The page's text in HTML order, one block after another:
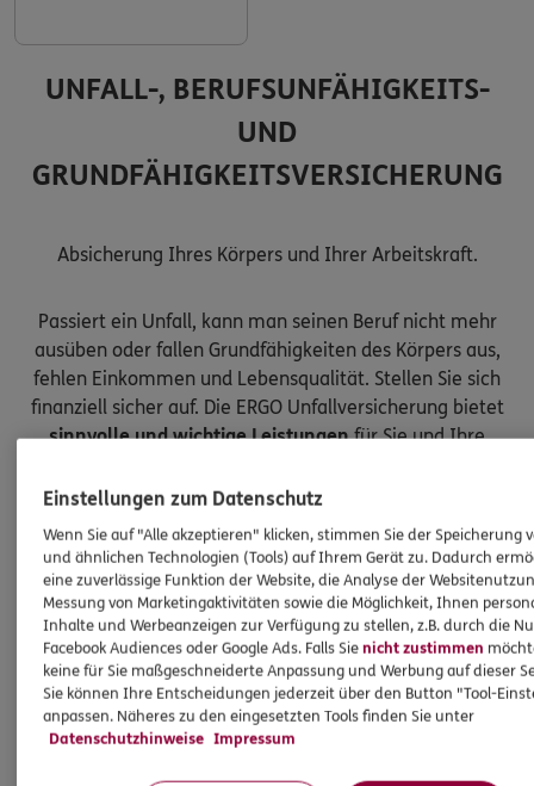
UNFALL-, BERUFSUNFÄHIGKEITS-
UND
GRUNDFÄHIGKEITSVERSICHERUNG
Absicherung Ihres Körpers und Ihrer Arbeitskraft.
Passiert ein Unfall, kann man seinen Beruf nicht mehr
ausüben oder fallen Grundfähigkeiten des Körpers aus,
fehlen Einkommen und Lebensqualität. Stellen Sie sich
finanziell sicher auf. Die ERGO Unfallversicherung bietet
sinnvolle und wichtige Leistungenfür Sie und Ihre
Einstellungen zum Datenschutz
Wenn Sie auf "Alle akzeptieren" klicken, stimmen Sie der Speicherung
und ähnlichen Technologien (Tools) auf Ihrem Gerät zu. Dadurch
eine zuverlässige Funktion der Website, die Analyse der
Messung von Marketingaktivitäten sowie die Möglichkeit, Ihnen
Inhalte und Werbeanzeigen zur Verfügung zu stellen, z.B. durch die
Facebook Audiences oder Google Ads. Falls Sienicht zustimmen
keine für Sie maßgeschneiderte Anpassung und Werbung auf dieser
Sie können Ihre Entscheidungen jederzeit über den Button "Tool-
anpassen. Näheres zu den eingesetzten Tools finden Sie unter
Datenschutzhinweise Impressum